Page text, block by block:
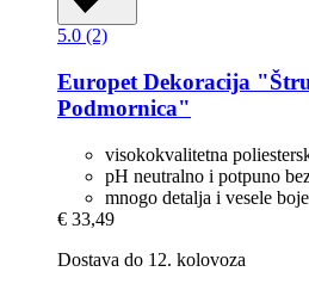
5.0 (2)
Europet Dekoracija
Podmornica"
visokokvalitetna
pH neutralno i potpuno
mnogo detalja i vesele boje
€ 33,49
Dostava do 12. kolovoza